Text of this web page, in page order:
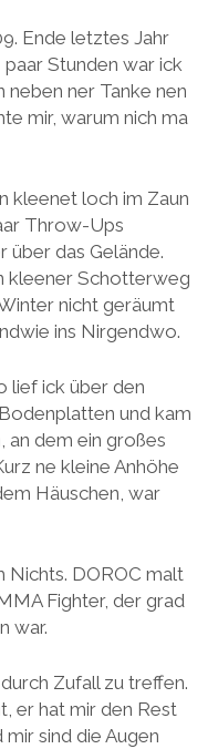
Ende letztes Jahr
Stunden war ick
neben ner Tanke nen
mir, warum nich ma
kleenet loch im Zaun
Throw-Ups
über das Gelände.
kleener Schotterweg
nicht geräumt
ins Nirgendwo.
lief ick über den
und kam
an dem ein großes
ne kleine Anhöhe
Häuschen, war
Nichts. DOROC malt
Fighter, der grad
war.
Zufall zu treffen.
er hat mir den Rest
sind die Augen